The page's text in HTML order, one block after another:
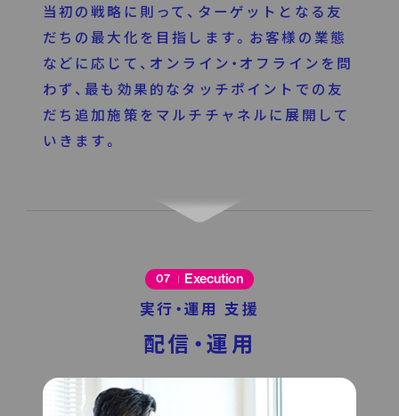
当初の戦略に則って、ターゲットとなる友
だちの最大化を目指します。お客様の業態
などに応じて、オンライン・オフラインを問
わず、最も効果的なタッチポイントでの友
だち追加施策をマルチチャネルに展開して
いきます。
07 Execution
実行・運用 支援
配信・運用